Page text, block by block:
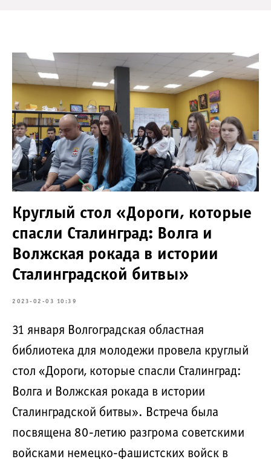
Круглый стол «Дороги, которые
спасли Сталинград: Волга и
Волжская рокада в истории
Сталинградской битвы»
2023-02-03 10:39
31 января Волгоградская областная
библиотека для молодежи провела круглый
стол «Дороги, которые спасли Сталинград:
Волга и Волжская рокада в истории
Сталинградской битвы». Встреча была
посвящена 80-летию разгрома советскими
войсками немецко-фашистских войск в